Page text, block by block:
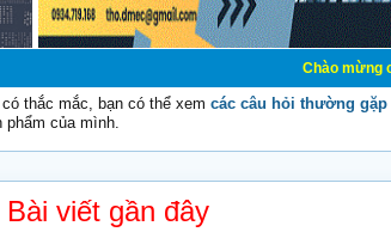
Chào mừng các bạn đến
thắc mắc, bạn có thể xem các câu hỏi thường gặp
phẩm của mình.
Bài viết gần đây